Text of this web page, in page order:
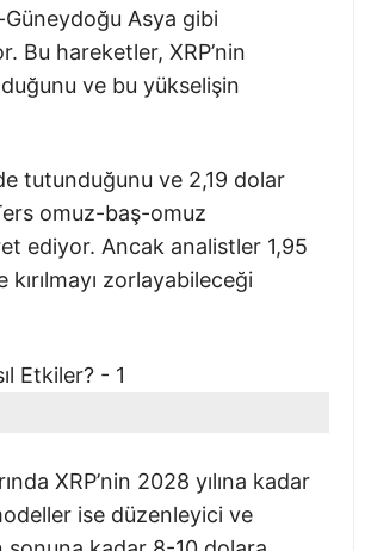
Asya gibi
Bu hareketler, XRP’nin
ve bu yükselişin
tutunduğunu ve 2,19 dolar
omuz-baş-omuz
ediyor. Ancak analistler 1,95
zorlayabileceği
XRP’nin 2028 yılına kadar
ise düzenleyici ve